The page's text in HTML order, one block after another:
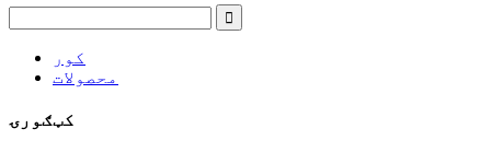
کور
محصولات
کټګورۍ